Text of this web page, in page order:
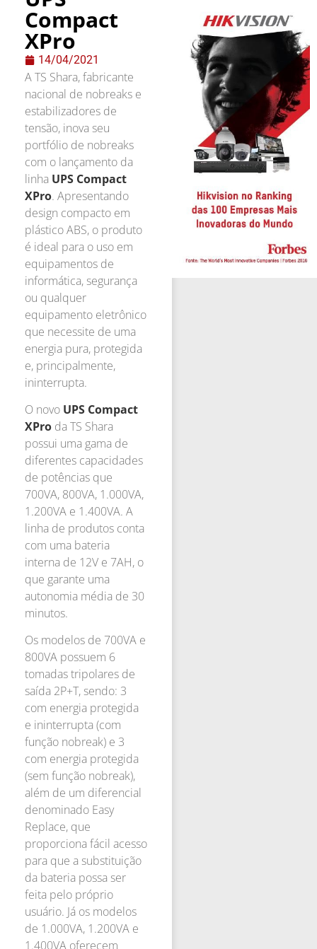
Compact
XPro
14/04/2021
A TS Shara, fabricante
nacional de nobreaks e
estabilizadores de
tensão, inova seu
portfólio de nobreaks
com o lançamento da
linha UPS Compact
XPro. Apresentando
design compacto em
plástico ABS, o produto
é ideal para o uso em
equipamentos de
informática, segurança
ou qualquer
equipamento eletrônico
que necessite de uma
energia pura, protegida
e, principalmente,
ininterrupta.
O novo UPS Compact
XPro da TS Shara
possui uma gama de
diferentes capacidades
de potências que
700VA, 800VA, 1.000VA,
1.200VA e 1.400VA. A
linha de produtos conta
com uma bateria
interna de 12V e 7AH, o
que garante uma
autonomia média de 30
minutos.
Os modelos de 700VA e
800VA possuem 6
tomadas tripolares de
saída 2P+T, sendo: 3
com energia protegida
e ininterrupta (com
função nobreak) e 3
com energia protegida
(sem função nobreak),
além de um diferencial
denominado Easy
Replace, que
proporciona fácil acesso
para que a substituição
da bateria possa ser
feita pelo próprio
usuário. Já os modelos
de 1.000VA, 1.200VA e
1.400VA oferecem